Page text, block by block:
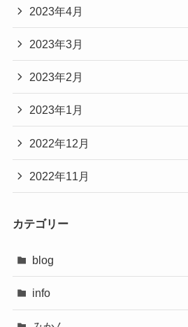
2023年4月
2023年3月
2023年2月
2023年1月
2022年12月
2022年11月
カテゴリー
blog
info